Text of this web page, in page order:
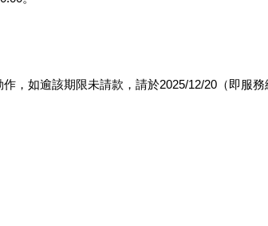
，如逾該期限未請款，請於2025/12/20（即服務